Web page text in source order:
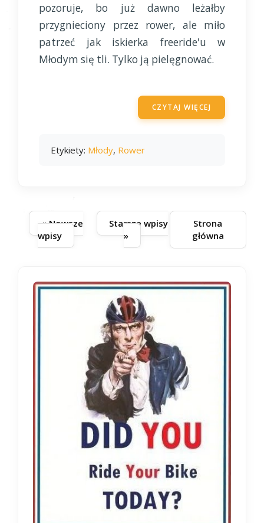
pozoruje, bo już dawno leżałby
przygnieciony przez rower, ale miło
patrzeć jak iskierka freeride'u w
Młodym się tli. Tylko ją pielęgnować.
CZYTAJ WIĘCEJ
Etykiety: Młody, Rower
« Nowsze
wpisy
Starsze wpisy
»
Strona
główna